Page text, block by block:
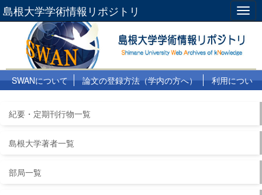
島根大学学術情報リポジトリ
SWANについて 論文の登録方法（学内の方へ）
利用につい
紀要・定期刊行物一覧
島根大学著者一覧
部局一覧